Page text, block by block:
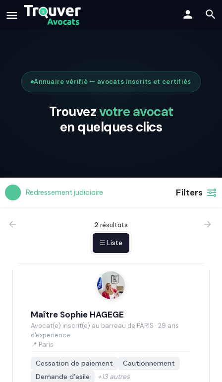
Annuaire vérifié — avocats inscrits et certifiés
Trouvezvotre avocat
en quelques clics
Redressement judiciaire Filters
2 résultats
☰ Liste
Maître Sophie HAGEGE
Avocat(e) inscrit(e) au barreau de PARIS · 29 ans
d'experience.
📍 Paris
Cessation de paiement
Cautionnement
Demande d’asile
+13 autres